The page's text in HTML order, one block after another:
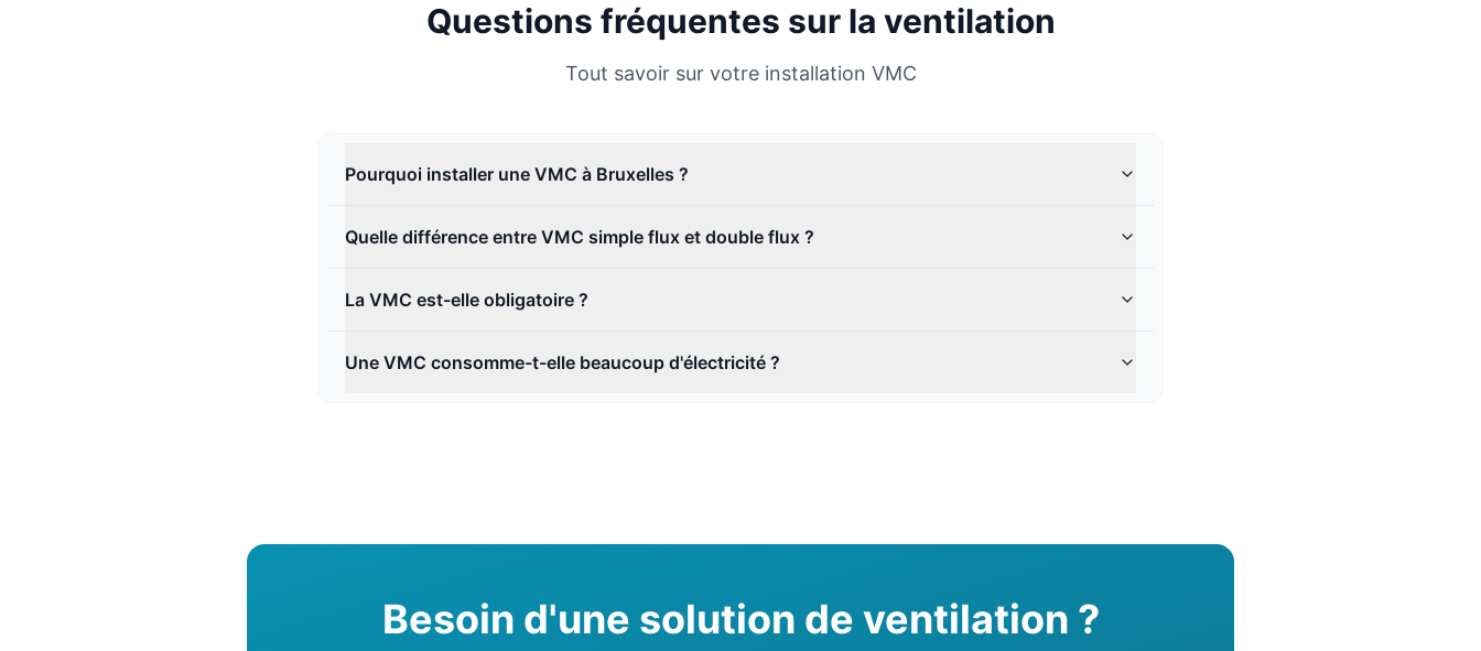
Questions fréquentes sur la ventilation
Tout savoir sur votre installation VMC
Pourquoi installer une VMC à Bruxelles ?
Quelle différence entre VMC simple flux et double flux ?
La VMC est-elle obligatoire ?
Une VMC consomme-t-elle beaucoup d'électricité ?
Besoin d'une solution de ventilation ?